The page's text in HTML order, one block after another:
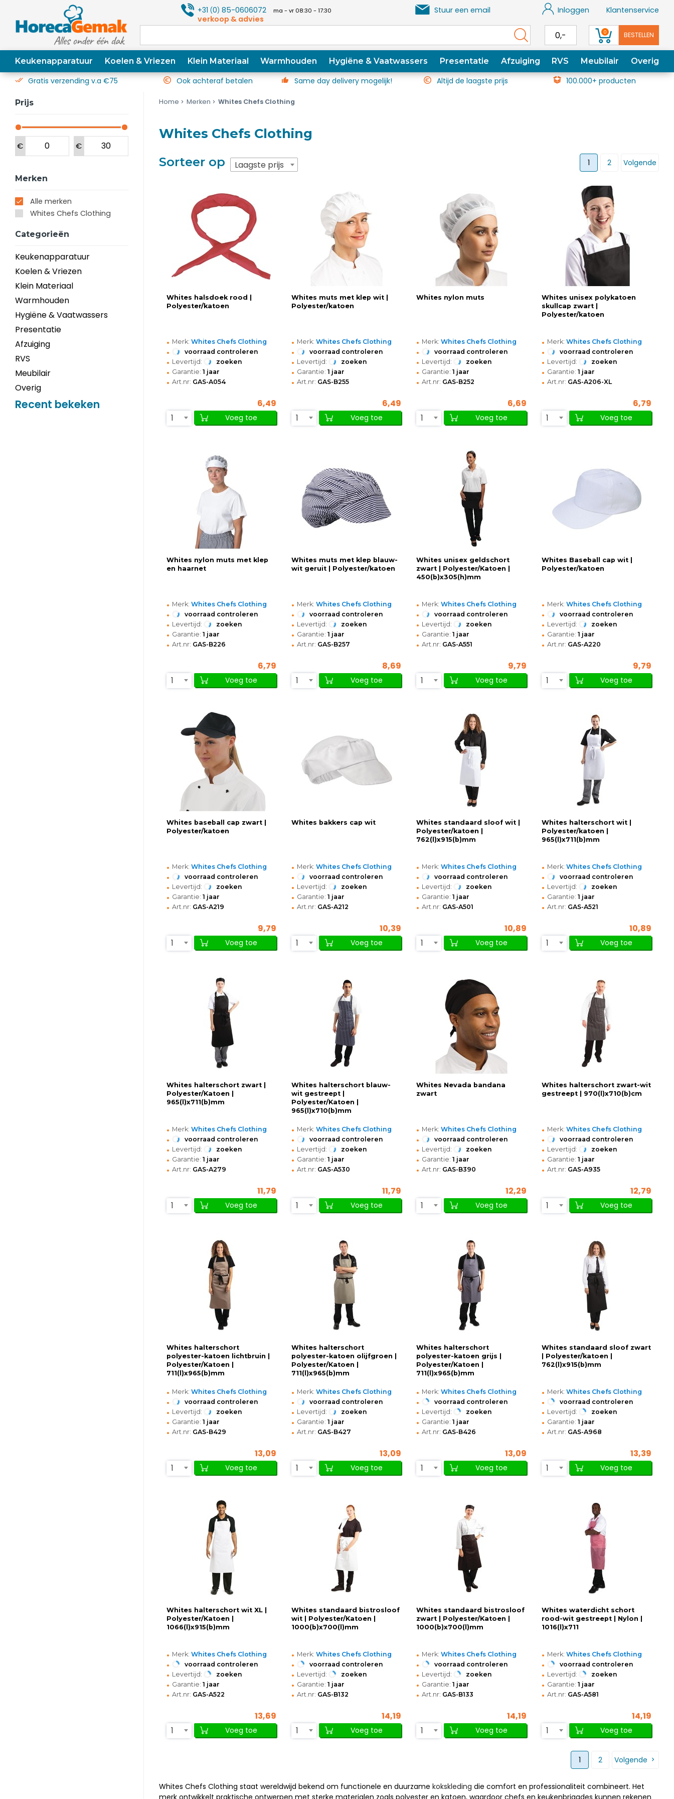
+31(0) 85-0606072 ma - vr 08:30 - 17:30
verkoop & advies
Stuur een email Inloggen Klantenservice
0,- 0 BESTELLEN
Keukenapparatuur Koelen & Vriezen Klein Materiaal Warmhouden Hygiëne & Vaatwassers Presentatie Afzuiging RVS Meubilair Overig
Gratis verzending v.a €75 Ook achteraf betalen Same day delivery mogelijk! Altijd de laagste prijs 100.000+ producten
Prijs
€ €
Merken
Alle merken
Whites Chefs Clothing
Categorieën
Keukenapparatuur
Koelen & Vriezen
Klein Materiaal
Warmhouden
Hygiëne & Vaatwassers
Presentatie
Afzuiging
RVS
Meubilair
Overig
Recent bekeken
Home Merken Whites Chefs Clothing
Whites Chefs Clothing
Sorteer op Laagste prijs 1 2 Volgende
Whites halsdoek rood |
Polyester/katoen
• Merk: Whites Chefs Clothing
• voorraad controleren
• Levertijd: zoeken
• Garantie: 1 jaar
• Art.nr: GAS-A054
6,49
1
Voeg toe
Whites muts met klep wit |
Polyester/katoen
• Merk: Whites Chefs Clothing
• voorraad controleren
• Levertijd: zoeken
• Garantie: 1 jaar
• Art.nr: GAS-B255
6,49
1
Voeg toe
Whites nylon muts
• Merk: Whites Chefs Clothing
• voorraad controleren
• Levertijd: zoeken
• Garantie: 1 jaar
• Art.nr: GAS-B252
6,69
1
Voeg toe
Whites unisex polykatoen
skullcap zwart |
Polyester/katoen
• Merk: Whites Chefs Clothing
• voorraad controleren
• Levertijd: zoeken
• Garantie: 1 jaar
• Art.nr: GAS-A206-XL
6,79
1
Voeg toe
Whites nylon muts met klep
en haarnet
• Merk: Whites Chefs Clothing
• voorraad controleren
• Levertijd: zoeken
• Garantie: 1 jaar
• Art.nr: GAS-B226
6,79
1
Voeg toe
Whites muts met klep blauw-
wit geruit | Polyester/katoen
• Merk: Whites Chefs Clothing
• voorraad controleren
• Levertijd: zoeken
• Garantie: 1 jaar
• Art.nr: GAS-B257
8,69
1
Voeg toe
Whites unisex geldschort
zwart | Polyester/Katoen |
450(b)x305(h)mm
• Merk: Whites Chefs Clothing
• voorraad controleren
• Levertijd: zoeken
• Garantie: 1 jaar
• Art.nr: GAS-A551
9,79
1
Voeg toe
Whites Baseball cap wit |
Polyester/katoen
• Merk: Whites Chefs Clothing
• voorraad controleren
• Levertijd: zoeken
• Garantie: 1 jaar
• Art.nr: GAS-A220
9,79
1
Voeg toe
Whites baseball cap zwart |
Polyester/katoen
• Merk: Whites Chefs Clothing
• voorraad controleren
• Levertijd: zoeken
• Garantie: 1 jaar
• Art.nr: GAS-A219
9,79
1
Voeg toe
Whites bakkers cap wit
• Merk: Whites Chefs Clothing
• voorraad controleren
• Levertijd: zoeken
• Garantie: 1 jaar
• Art.nr: GAS-A212
10,39
1
Voeg toe
Whites standaard sloof wit |
Polyester/katoen |
762(l)x915(b)mm
• Merk: Whites Chefs Clothing
• voorraad controleren
• Levertijd: zoeken
• Garantie: 1 jaar
• Art.nr: GAS-A501
10,89
1
Voeg toe
Whites halterschort wit |
Polyester/katoen |
965(l)x711(b)mm
• Merk: Whites Chefs Clothing
• voorraad controleren
• Levertijd: zoeken
• Garantie: 1 jaar
• Art.nr: GAS-A521
10,89
1
Voeg toe
Whites halterschort zwart |
Polyester/Katoen |
965(l)x711(b)mm
• Merk: Whites Chefs Clothing
• voorraad controleren
• Levertijd: zoeken
• Garantie: 1 jaar
• Art.nr: GAS-A279
11,79
1
Voeg toe
Whites halterschort blauw-
wit gestreept |
Polyester/Katoen |
965(l)x710(b)mm
• Merk: Whites Chefs Clothing
• voorraad controleren
• Levertijd: zoeken
• Garantie: 1 jaar
• Art.nr: GAS-A530
11,79
1
Voeg toe
Whites Nevada bandana
zwart
• Merk: Whites Chefs Clothing
• voorraad controleren
• Levertijd: zoeken
• Garantie: 1 jaar
• Art.nr: GAS-B390
12,29
1
Voeg toe
Whites halterschort zwart-wit
gestreept | 970(l)x710(b)cm
• Merk: Whites Chefs Clothing
• voorraad controleren
• Levertijd: zoeken
• Garantie: 1 jaar
• Art.nr: GAS-A935
12,79
1
Voeg toe
Whites halterschort
polyester-katoen lichtbruin |
Polyester/Katoen |
711(l)x965(b)mm
• Merk: Whites Chefs Clothing
• voorraad controleren
• Levertijd: zoeken
• Garantie: 1 jaar
• Art.nr: GAS-B429
13,09
1
Voeg toe
Whites halterschort
polyester-katoen olijfgroen |
Polyester/Katoen |
711(l)x965(b)mm
• Merk: Whites Chefs Clothing
• voorraad controleren
• Levertijd: zoeken
• Garantie: 1 jaar
• Art.nr: GAS-B427
13,09
1
Voeg toe
Whites halterschort
polyester-katoen grijs |
Polyester/Katoen |
711(l)x965(b)mm
• Merk: Whites Chefs Clothing
• voorraad controleren
• Levertijd: zoeken
• Garantie: 1 jaar
• Art.nr: GAS-B426
13,09
1
Voeg toe
Whites standaard sloof zwart
| Polyester/katoen |
762(l)x915(b)mm
• Merk: Whites Chefs Clothing
• voorraad controleren
• Levertijd: zoeken
• Garantie: 1 jaar
• Art.nr: GAS-A968
13,39
1
Voeg toe
Whites halterschort wit XL |
Polyester/Katoen |
1066(l)x915(b)mm
• Merk: Whites Chefs Clothing
• voorraad controleren
• Levertijd: zoeken
• Garantie: 1 jaar
• Art.nr: GAS-A522
13,69
1
Voeg toe
Whites standaard bistrosloof
wit | Polyester/Katoen |
1000(b)x700(l)mm
• Merk: Whites Chefs Clothing
• voorraad controleren
• Levertijd: zoeken
• Garantie: 1 jaar
• Art.nr: GAS-B132
14,19
1
Voeg toe
Whites standaard bistrosloof
zwart | Polyester/Katoen |
1000(b)x700(l)mm
• Merk: Whites Chefs Clothing
• voorraad controleren
• Levertijd: zoeken
• Garantie: 1 jaar
• Art.nr: GAS-B133
14,19
1
Voeg toe
Whites waterdicht schort
rood-wit gestreept | Nylon |
1016(l)x711
• Merk: Whites Chefs Clothing
• voorraad controleren
• Levertijd: zoeken
• Garantie: 1 jaar
• Art.nr: GAS-A581
14,19
1
Voeg toe
1 2 Volgende
Whites Chefs Clothing staat wereldwijd bekend om functionele en duurzame kokskleding die comfort en professionaliteit combineert. Het
merk ontwikkelt praktische ontwerpen met sterke materialen zoals polyester en katoen, waardoor chefs en keukenbrigades kunnen rekenen